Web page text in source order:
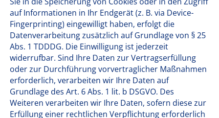
auf Informationen in Ihr Endgerät (z. B. via Device-
Fingerprinting) eingewilligt haben, erfolgt die
Datenverarbeitung zusätzlich auf Grundlage von § 25
Abs. 1 TDDDG. Die Einwilligung ist jederzeit
widerrufbar. Sind Ihre Daten zur Vertragserfüllung
oder zur Durchführung vorvertraglicher Maßnahmen
erforderlich, verarbeiten wir Ihre Daten auf
Grundlage des Art. 6 Abs. 1 lit. b DSGVO. Des
Weiteren verarbeiten wir Ihre Daten, sofern diese zur
Erfüllung einer rechtlichen Verpflichtung erforderlich